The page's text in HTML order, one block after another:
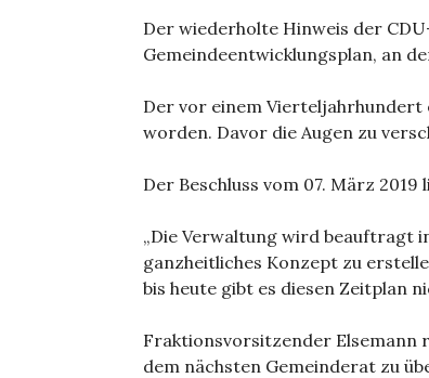
Der wiederholte Hinweis der
Gemeindeentwicklungsplan, an
Der vor einem Vierteljahrhundert
worden. Davor die Augen zu
Der Beschluss vom 07. März
„Die Verwaltung wird beauftragt
ganzheitliches Konzept zu
bis heute gibt es diesen Zeitplan
Fraktionsvorsitzender Elsemann
dem nächsten Gemeinderat zu